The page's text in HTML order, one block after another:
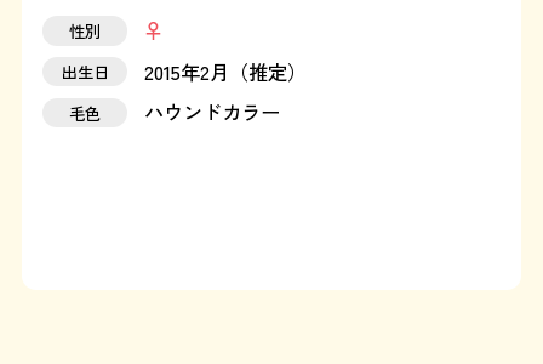
性別
出生日
2015年2月（推定）
毛色 ハウンドカラー